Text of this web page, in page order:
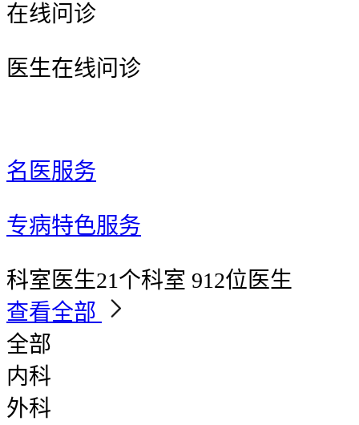
在线问诊
医生在线问诊
名医服务
专病特色服务
科室医生21个科室 912位医生
查看全部
全部
内科
外科